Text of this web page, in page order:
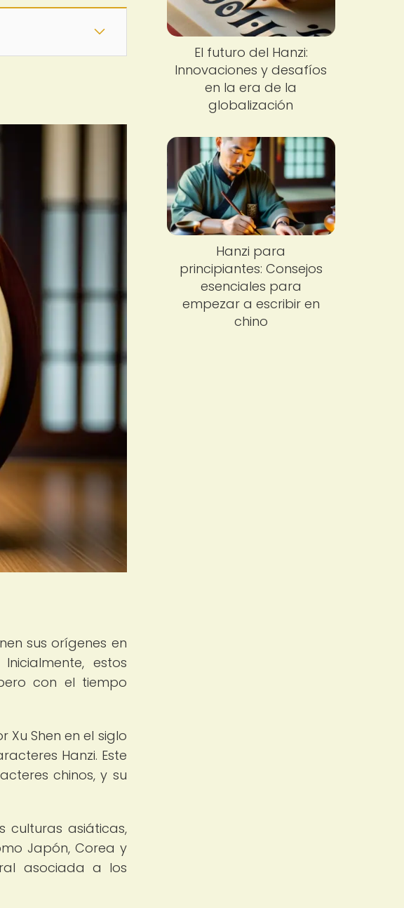
sus orígenes en
estos
con el tiempo
Xu Shen en el siglo
Hanzi. Este
chinos, y su
culturas asiáticas,
Japón, Corea y
asociada a los
El futuro del Hanzi:
Innovaciones y desafíos
en la era de la
globalización
Hanzi para
principiantes: Consejos
esenciales para
empezar a escribir en
chino